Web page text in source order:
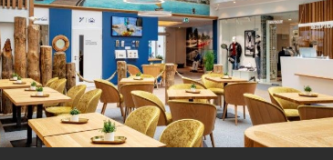
Zurück
Funktionen und sind für die